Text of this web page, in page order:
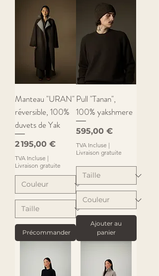
Manteau "URAN"
réversible, 100%
duvets de Yak
Prix
2 195,00 €
TVA Incluse |
Livraison gratuite
Précommander
Pull "Tanan",
100% yakshmere
Prix
595,00 €
TVA Incluse |
Livraison gratuite
Ajouter au
panier